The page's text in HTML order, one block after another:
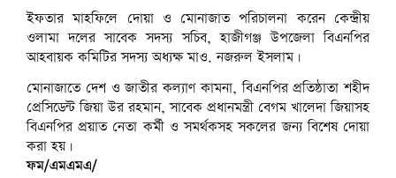
ইফতার মাহফিলে দোয়া ও মোনাজাত পরিচালনা করেন কেন্দ্রীয়
ওলামা দলের সাবেক সদস্য সচিব, হাজীগঞ্জ উপজেলা বিএনপির
আহবায়ক কমিটির সদস্য অধ্যক্ষ মাও. নজরুল ইসলাম।
মোনাজাতে দেশ ও জাতীর কল্যাণ কামনা, বিএনপির প্রতিষ্ঠাতা শহীদ
প্রেসিডেন্ট জিয়া উর রহমান, সাবেক প্রধানমন্ত্রী বেগম খালেদা জিয়াসহ
বিএনপির প্রয়াত নেতা কর্মী ও সমর্থকসহ সকলের জন্য বিশেষ দোয়া
করা হয়।
ফম/এমএমএ/